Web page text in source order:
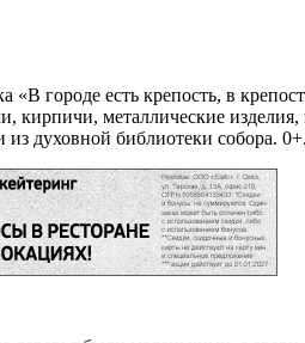
«В городе есть крепость, в
кирпичи, металлические
духовной библиотеки собора. 0+.